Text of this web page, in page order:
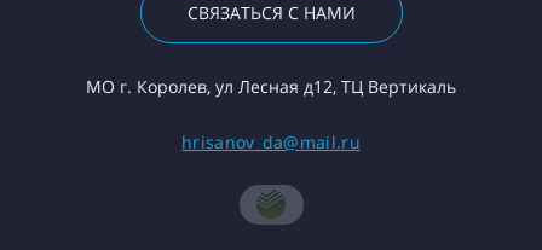
СВЯЗАТЬСЯ С НАМИ
МО г. Королев, ул Лесная д12, ТЦ Вертикаль
hrisanov_da@mail.ru